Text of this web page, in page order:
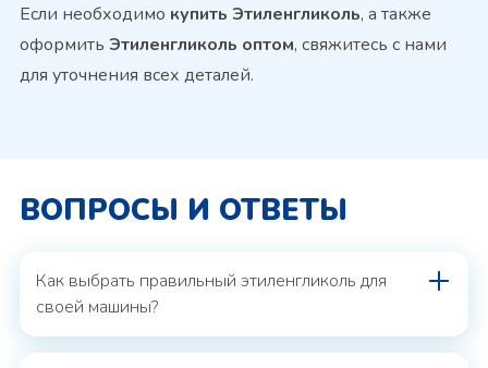
Если необходимо купить Этиленгликоль, а также
оформить Этиленгликоль оптом, свяжитесь с нами
для уточнения всех деталей.
ВОПРОСЫ И ОТВЕТЫ
Как выбрать правильный этиленгликоль для
своей машины?